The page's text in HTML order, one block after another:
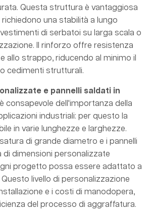
Questa struttura è vantaggiosa
una stabilità a lungo
di serbatoi su larga scala o
Il rinforzo offre resistenza
allo strappo, riducendo al minimo il
cedimenti strutturali.
e pannelli saldati in
consapevole dell'importanza della
industriali: per questo la
in varie lunghezze e larghezze.
di grande diametro e i pannelli
di dimensioni personalizzate
progetto possa essere adattato a
livello di personalizzazione
e i costi di manodopera,
del processo di aggraffatura.